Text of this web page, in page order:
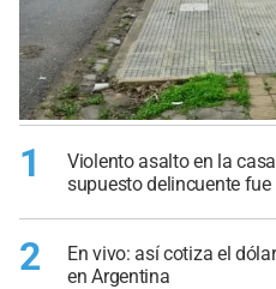
1
Violento asalto en la
supuesto delincuente fue
2
En vivo: así cotiza el
en Argentina